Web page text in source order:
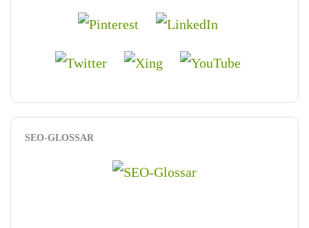
SEO-GLOSSAR